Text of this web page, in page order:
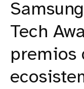
Tech
premios